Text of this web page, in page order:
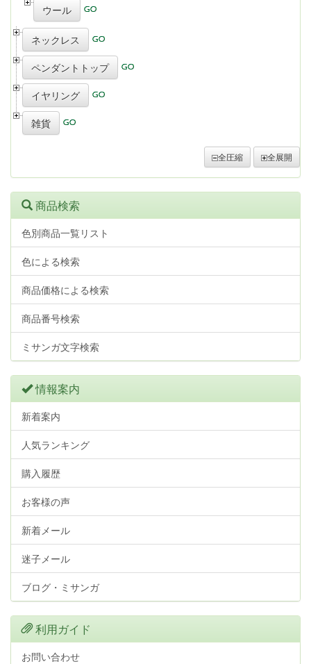
ウール
ネックレス
ペンダントトップ
イヤリング
雑貨
全圧縮 全展開
商品検索
色別商品一覧リスト
色による検索
商品価格による検索
商品番号検索
ミサンガ文字検索
情報案内
新着案内
人気ランキング
購入履歴
お客様の声
新着メール
迷子メール
ブログ・ミサンガ
利用ガイド
お問い合わせ